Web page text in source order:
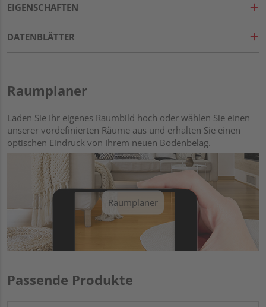
EIGENSCHAFTEN
DATENBLÄTTER
Raumplaner
Laden Sie Ihr eigenes Raumbild hoch oder wählen Sie einen
unserer vordefinierten Räume aus und erhalten Sie einen
optischen Eindruck von Ihrem neuen Bodenbelag.
Raumplaner
Passende Produkte